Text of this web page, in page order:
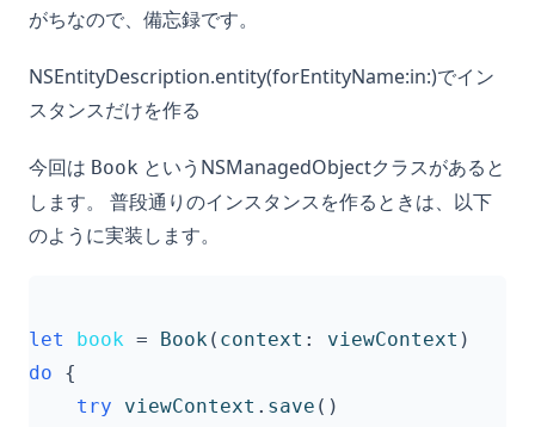
がちなので、備忘録です。
NSEntityDescription.entity(forEntityName:in:)でイン
スタンスだけを作る
今回は Book というNSManagedObjectクラスがあると
します。 普段通りのインスタンスを作るときは、以下
のように実装します。
let book = Book( context : viewContext )
do
{
try
viewContext . save ()